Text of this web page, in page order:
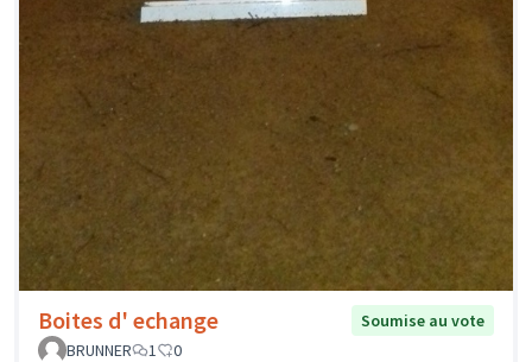
Boites d' echange
Soumise au vote
BRUNNER
1 0